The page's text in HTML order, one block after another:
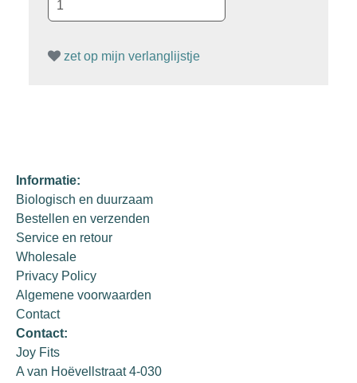
zet op mijn verlanglijstje
Informatie:
Biologisch en duurzaam
Bestellen en verzenden
Service en retour
Wholesale
Privacy Policy
Algemene voorwaarden
Contact
Contact:
Joy Fits
A van Hoëvellstraat 4-030